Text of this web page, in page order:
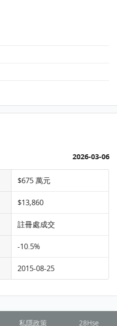
2026-03-06
$675 萬元
$13,860
註冊處成交
-10.5%
2015-08-25
私隱政策 28Hse